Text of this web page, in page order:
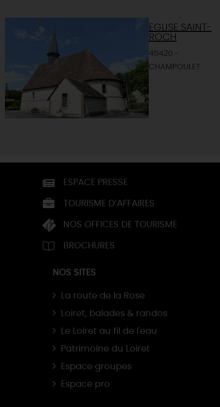
EGLISE SAINT-
ROCH
45420 -
CHAMPOULET
ESPACE PRESSE
TOURISME D’AFFAIRES
NOS OFFICES DE TOURISME
BROCHURES
NOS SITES
La route de la Rose
Loiret, balades & randos
Le Loiret au fil de l'eau
Patrimoine du Loiret
Espace groupes
Espace pro